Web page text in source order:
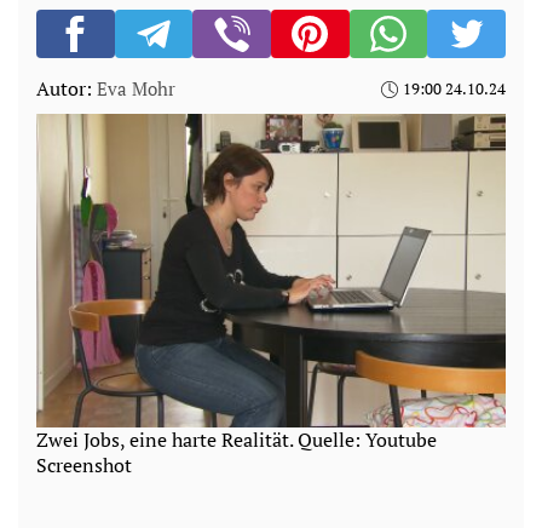
Autor: Eva Mohr 19:00 24.10.24
Zwei Jobs, eine harte Realität. Quelle: Youtube
Screenshot